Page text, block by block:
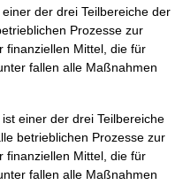
der drei Teilbereiche der
Prozesse zur
finanziellen Mittel, die für
fallen alle Maßnahmen
einer der drei Teilbereiche
betrieblichen Prozesse zur
finanziellen Mittel, die für
fallen alle Maßnahmen